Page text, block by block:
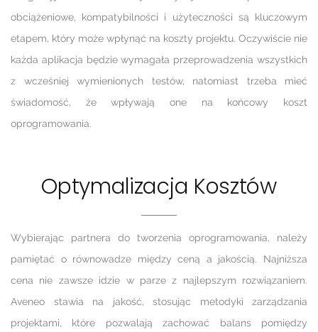
obciążeniowe, kompatybilności i użyteczności są kluczowym
etapem, który może wpłynąć na koszty projektu. Oczywiście nie
każda aplikacja będzie wymagała przeprowadzenia wszystkich
z wcześniej wymienionych testów, natomiast trzeba mieć
świadomość, że wpływają one na końcowy koszt
oprogramowania.
Optymalizacja Kosztów
Wybierając partnera do tworzenia oprogramowania, należy
pamiętać o równowadze między ceną a jakością. Najniższa
cena nie zawsze idzie w parze z najlepszym rozwiązaniem.
Aveneo stawia na jakość, stosując metodyki zarządzania
projektami, które pozwalają zachować balans pomiędzy